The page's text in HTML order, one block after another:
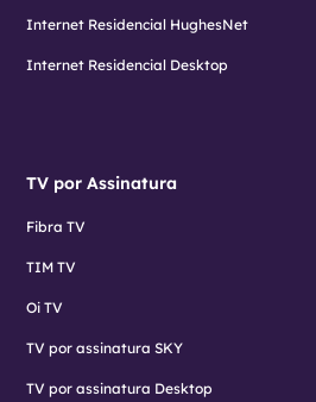
Internet Residencial HughesNet
Internet Residencial Desktop
TV por Assinatura
Fibra TV
TIM TV
Oi TV
TV por assinatura SKY
TV por assinatura Desktop